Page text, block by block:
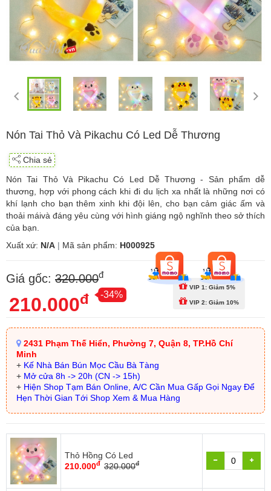
Nón Tai Thỏ Và Pikachu Có Led Dễ Thương
Chia sẻ
Nón Tai Thỏ Và Pikachu Có Led Dễ Thương - Sản phẩm dễ
thương, hợp với phong cách khi đi du lịch xa nhất là những nơi có
khí lạnh cho bạn thêm xinh khi đội lên, cho bạn cảm giác ấm và
thoải máivà đáng yêu cùng với hình giáng ngộ nghĩnh theo sở thích
của bạn.
Xuất xứ: N/A | Mã sản phẩm: H000925
Giá gốc: 320.000đ
210.000đ -34%
VIP 1: Giảm 5%
VIP 2: Giảm 10%
2431 Phạm Thế Hiển, Phường 7, Quận 8, TP.Hồ Chí
Minh
+ Kế Nhà Bán Bún Mọc Cầu Bà Tàng
+ Mở cửa 8h -> 20h (CN -> 15h)
+ Hiện Shop Tạm Bán Online, A/C Cần Mua Gấp Gọi Ngay Để
Hẹn Thời Gian Tới Shop Xem & Mua Hàng
Thỏ Hồng Có Led
210.000đ 320.000đ